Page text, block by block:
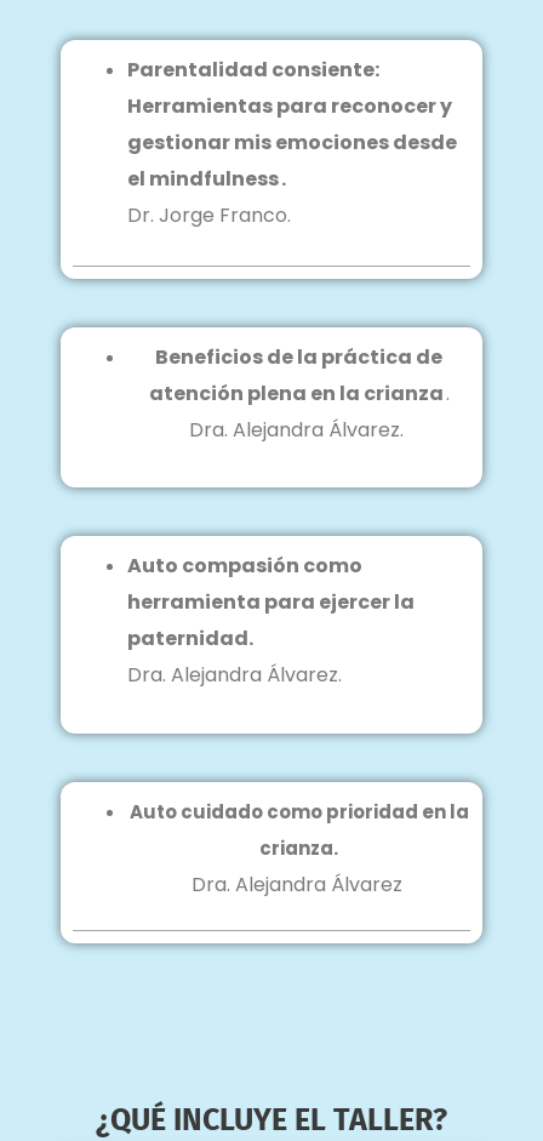
Parentalidad consiente:
Herramientas para reconocer y
gestionar mis emociones desde
el mindfulness.
Dr. Jorge Franco.
Beneficios de la práctica de
atención plena en la crianza.
Dra. Alejandra Álvarez.
Auto compasión como
herramienta para ejercer la
paternidad.
Dra. Alejandra Álvarez.
Auto cuidado como prioridad en la
crianza.
Dra. Alejandra Álvarez
¿QUÉ INCLUYE EL TALLER?